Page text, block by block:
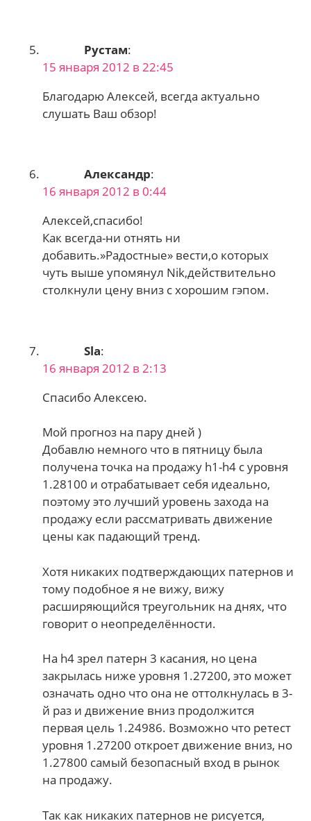
Рустам:
15 января 2012 в 22:45
Благодарю Алексей, всегда актуально
слушать Ваш обзор!
Александр:
16 января 2012 в 0:44
Алексей,спасибо!
Как всегда-ни отнять ни
добавить.»Радостные» вести,о которых
чуть выше упомянул Nik,действительно
столкнули цену вниз с хорошим гэпом.
Sla:
16 января 2012 в 2:13
Спасибо Алексею.
Мой прогноз на пару дней )
Добавлю немного что в пятницу была
получена точка на продажу h1-h4 с уровня
1.28100 и отрабатывает себя идеально,
поэтому это лучший уровень захода на
продажу если рассматривать движение
цены как падающий тренд.
Хотя никаких подтверждающих патернов и
тому подобное я не вижу, вижу
расширяющийся треугольник на днях, что
говорит о неопределённости.
На h4 зрел патерн 3 касания, но цена
закрылась ниже уровня 1.27200, это может
означать одно что она не оттолкнулась в 3-
й раз и движение вниз продолжится
первая цель 1.24986. Возможно что ретест
уровня 1.27200 откроет движение вниз, но
1.27800 самый безопасный вход в рынок
на продажу.
Так как никаких патернов не рисуется,